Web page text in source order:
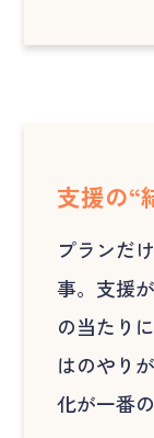
支援の“
プランだ
事。支援
の当たり
はのやり
化が一番